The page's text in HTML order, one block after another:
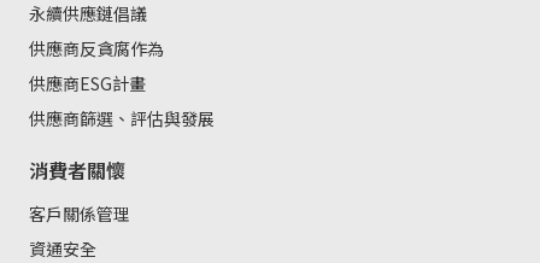
永續供應鏈倡議
供應商反貪腐作為
供應商ESG計畫
供應商篩選、評估與發展
消費者關懷
客戶關係管理
資通安全